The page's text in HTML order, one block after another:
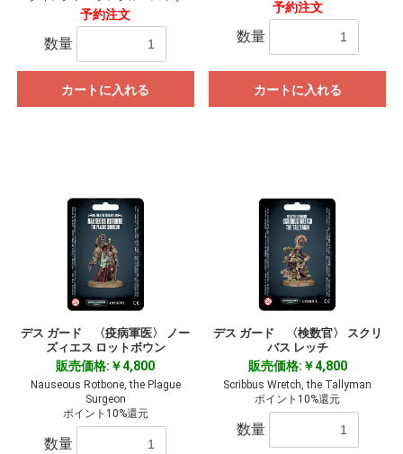
予約注文
数量
カートに入れる
予約注文
数量
カートに入れる
デス ガード 〈疫病軍医〉 ノー
ズィエス ロットボウン
販売価格:￥4,800
Nauseous Rotbone, the Plague
Surgeon
ポイント10%還元
数量
デス ガード 〈検数官〉 スクリ
バス レッチ
販売価格:￥4,800
Scribbus Wretch, the Tallyman
ポイント10%還元
数量